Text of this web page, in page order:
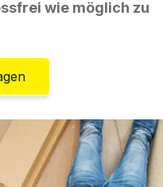
wie möglich zu